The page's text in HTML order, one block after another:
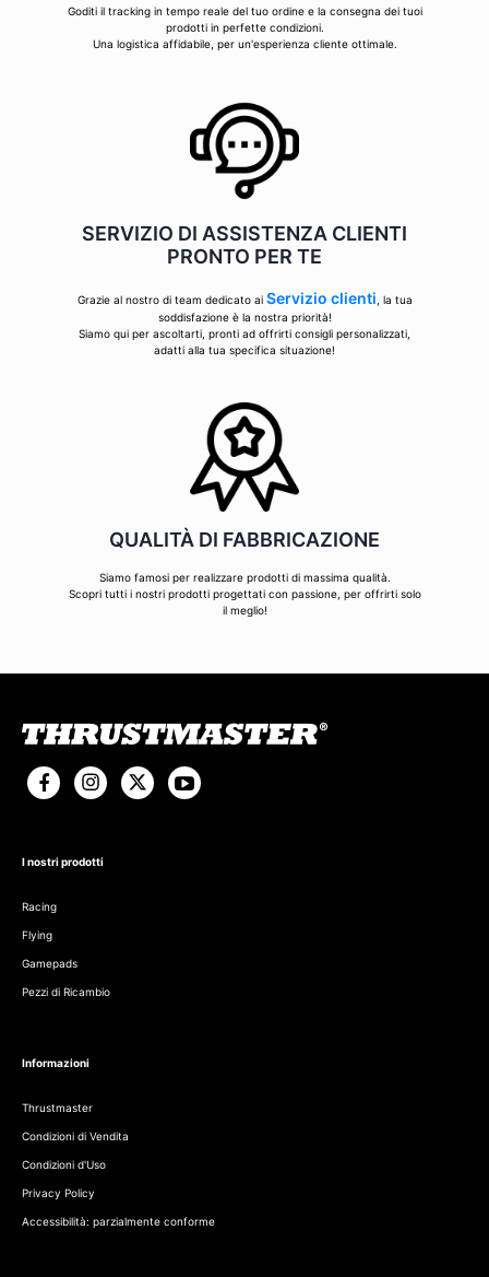
Goditi il tracking in tempo reale del tuo ordine e la consegna dei tuoi
prodotti in perfette condizioni.
Una logistica affidabile, per un'esperienza cliente ottimale.
SERVIZIO DI ASSISTENZA CLIENTI
PRONTO PER TE
Grazie al nostro di team dedicato ai Servizio clienti , la tua
soddisfazione è la nostra priorità!
Siamo qui per ascoltarti, pronti ad offrirti consigli personalizzati,
adatti alla tua specifica situazione!
QUALITÀ DI FABBRICAZIONE
Siamo famosi per realizzare prodotti di massima qualità.
Scopri tutti i nostri prodotti progettati con passione, per offrirti solo
il meglio!
I nostri prodotti
Racing
Flying
Gamepads
Pezzi di Ricambio
Informazioni
Thrustmaster
Condizioni di Vendita
Condizioni d'Uso
Privacy Policy
Accessibilità: parzialmente conforme